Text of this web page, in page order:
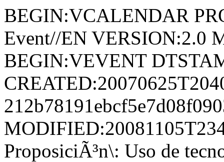
BEGIN:VCALENDAR
Event//EN VERSION:2.0
BEGIN:VEVENT
ProposiciÃ³n\: Uso de